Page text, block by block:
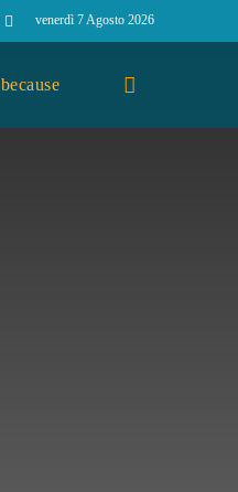
venerdì 7 Agosto 2026
because